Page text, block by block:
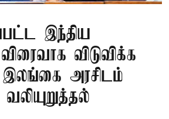
இந்திய
விடுவிக்க
அரசிடம்